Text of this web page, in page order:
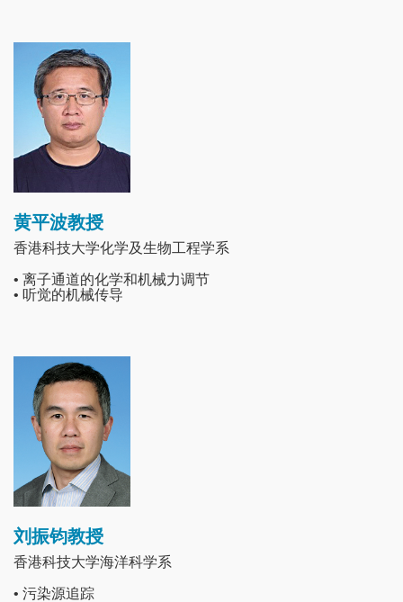
Image
黄平波教授
香港科技大学化学及生物工程学系
• 离子通道的化学和机械力调节
• 听觉的机械传导
Image
刘振钧教授
香港科技大学海洋科学系
• 污染源追踪